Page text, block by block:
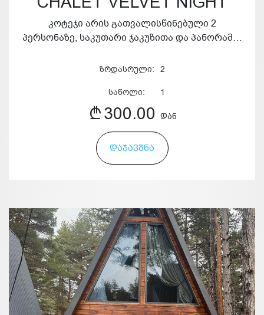
კოტეჯი არის გათვალისწინებული 2
პერსონაზე, საკუთარი ჯაკუზითა და პანორამ…
ზრდასრული: 2
საწოლი: 1
300.00 ᲓᲐᲜ
ᲓᲐᲯᲐᲕᲨᲜᲐ